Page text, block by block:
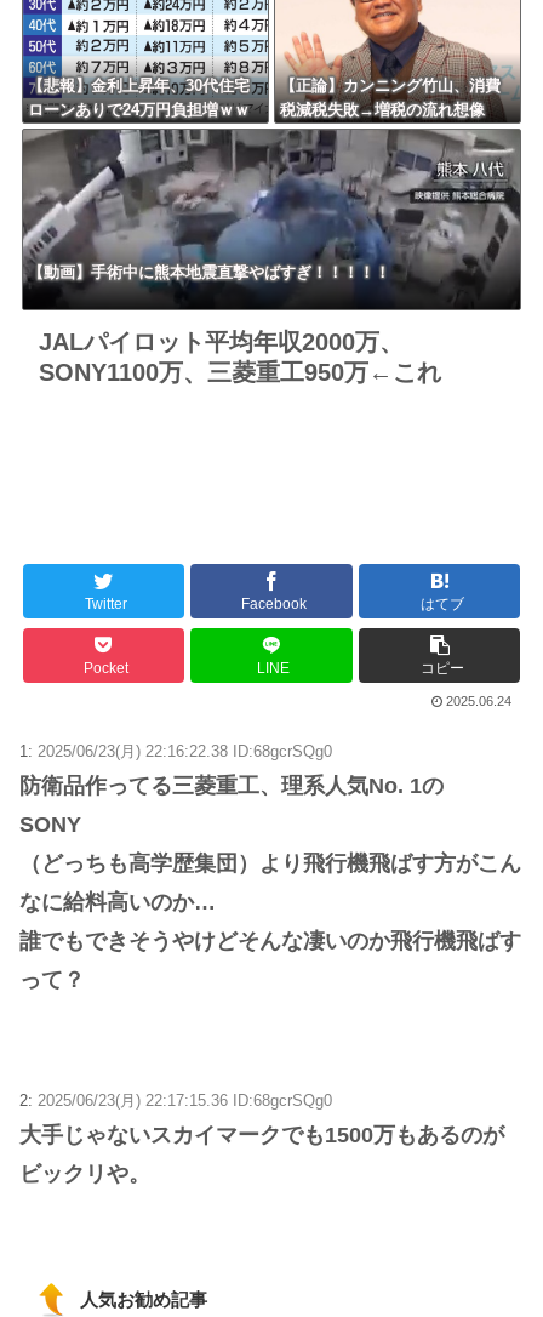
【悲報】金利上昇年、30代住宅
ローンありで24万円負担増ｗｗ
ｗｗｗｗｗｗｗｗｗｗ
【正論】カンニング竹山、消費
税減税失敗→増税の流れ想像
「次誰が総理やりたいと思いま
す？」
【動画】手術中に熊本地震直撃やばすぎ！！！！！
JALパイロット平均年収2000万、
SONY1100万、三菱重工950万←これ
Twitter Facebook はてブ
Pocket LINE コピー
2025.06.24
1: 2025/06/23(月) 22:16:22.38 ID:68gcrSQg0
防衛品作ってる三菱重工、理系人気No. 1の
SONY
（どっちも高学歴集団）より飛行機飛ばす方がこん
なに給料高いのか…
誰でもできそうやけどそんな凄いのか飛行機飛ばす
って？
2: 2025/06/23(月) 22:17:15.36 ID:68gcrSQg0
大手じゃないスカイマークでも1500万もあるのが
ビックリや。
人気お勧め記事